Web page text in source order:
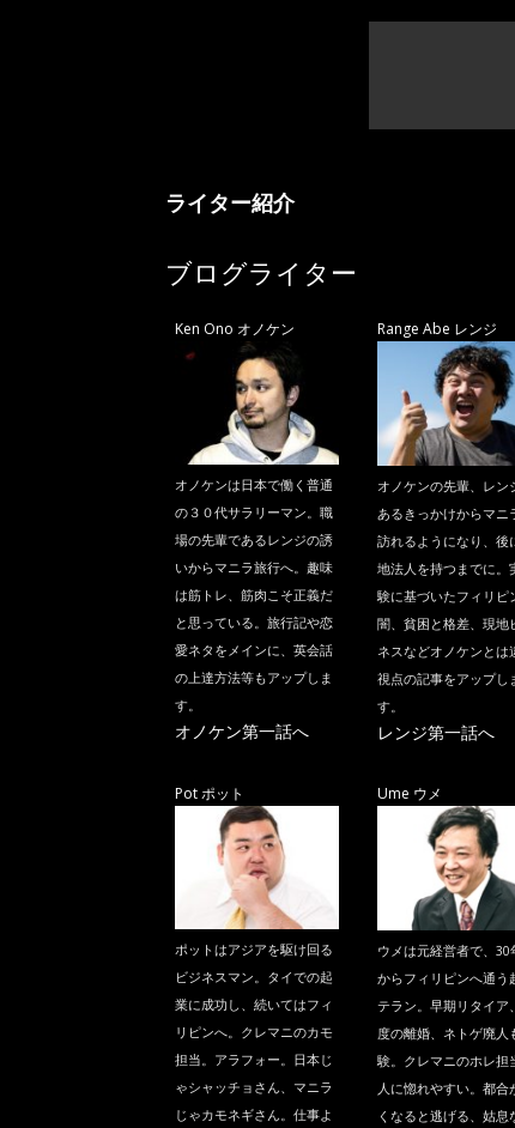
ライター紹介
ブログライター
Ken Ono オノケン
オノケンは日本で働く普通
の３０代サラリーマン。職
場の先輩であるレンジの誘
いからマニラ旅行へ。趣味
は筋トレ、筋肉こそ正義だ
と思っている。旅行記や恋
愛ネタをメインに、英会話
の上達方法等もアップしま
す。
オノケン第一話へ
Range Abe レンジ
オノケンの先輩、レン
あるきっかけからマニ
訪れるようになり、後
地法人を持つまでに。
験に基づいたフィリピ
闇、貧困と格差、現地
ネスなどオノケンとは
視点の記事をアップし
す。
レンジ第一話へ
Pot ポット
ポットはアジアを駆け回る
ビジネスマン。タイでの起
業に成功し、続いてはフィ
リピンへ。クレマニのカモ
担当。アラフォー。日本じ
ゃシャッチョさん、マニラ
じゃカモネギさん。仕事よ
Ume ウメ
ウメは元経営者で、30
からフィリピンへ通う
テラン。早期リタイア
度の離婚、ネトゲ廃人
験。クレマニのホレ担
人に惚れやすい。都合
くなると逃げる、姑息